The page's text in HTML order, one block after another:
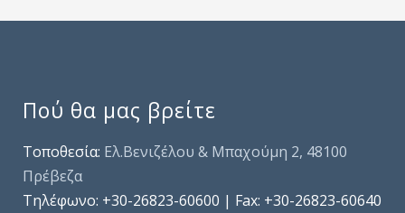
Πού θα μας βρείτε
Τοποθεσία: Ελ.Βενιζέλου & Μπαχούμη 2, 48100
Πρέβεζα
Τηλέφωνo: +30-26823-60600 | Fax: +30-26823-60640